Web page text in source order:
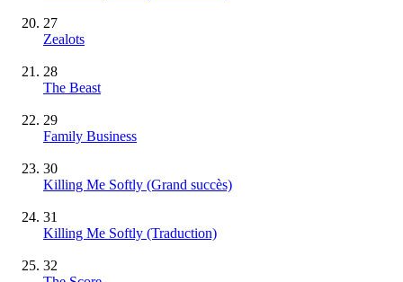
27
Zealots
28
The Beast
29
Family Business
30
Killing Me Softly (Grand succès)
31
Killing Me Softly (Traduction)
32